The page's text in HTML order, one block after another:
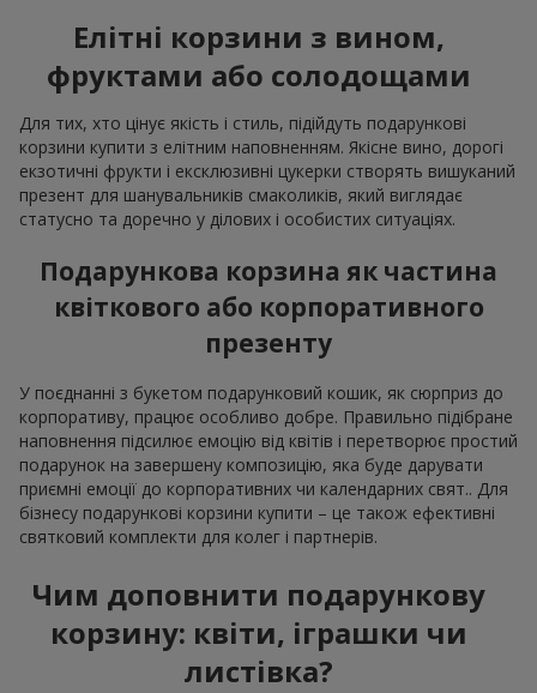
Елітні корзини з вином,
фруктами або солодощами
Для тих, хто цінує якість і стиль, підійдуть подарункові
корзини купити з елітним наповненням. Якісне вино, дорогі
екзотичні фрукти і ексклюзивні цукерки створять вишуканий
презент для шанувальників смаколиків, який виглядає
статусно та доречно у ділових і особистих ситуаціях.
Подарункова корзина як частина
квіткового або корпоративного
презенту
У поєднанні з букетом подарунковий кошик, як сюрприз до
корпоративу, працює особливо добре. Правильно підібране
наповнення підсилює емоцію від квітів і перетворює простий
подарунок на завершену композицію, яка буде дарувати
приємні емоції до корпоративних чи календарних свят.. Для
бізнесу подарункові корзини купити – це також ефективні
святковий комплекти для колег і партнерів.
Чим доповнити подарункову
корзину: квіти, іграшки чи
листівка?